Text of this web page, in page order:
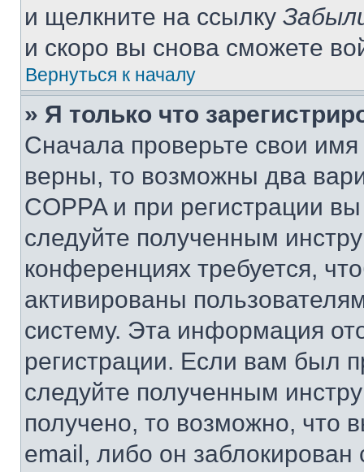
и щелкните на ссылку
и скоро вы снова сможете
Вернуться к началу
» Я только что
Сначала проверьте свои
верны, то возможны два
COPPA и при регистрации
следуйте полученным
конференциях требуется,
активированы
систему. Эта информация
регистрации. Если вам был
следуйте полученным
получено, то возможно, что
email, либо он